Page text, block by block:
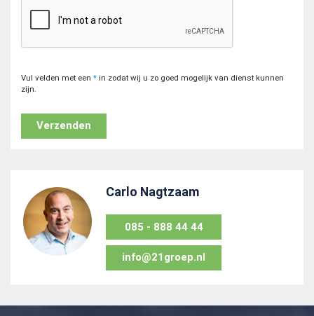
Vul velden met een * in zodat wij u zo goed mogelijk van dienst kunnen
zijn.
Verzenden
Carlo Nagtzaam
085 - 888 44 44
info@21groep.nl